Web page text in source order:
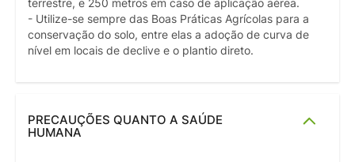
terrestre, e 250 metros em caso de aplicação aérea.
- Utilize-se sempre das Boas Práticas Agrícolas para a
conservação do solo, entre elas a adoção de curva de
nível em locais de declive e o plantio direto.
PRECAUÇÕES QUANTO A SAÚDE
HUMANA